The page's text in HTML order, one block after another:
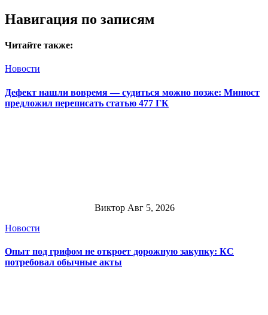
Навигация по записям
Читайте также:
Новости
Дефект нашли вовремя — судиться можно позже: Минюст
предложил переписать статью 477 ГК
Виктор Авг 5, 2026
Новости
Опыт под грифом не откроет дорожную закупку: КС
потребовал обычные акты